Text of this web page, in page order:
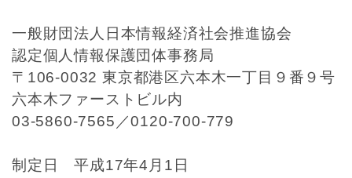
一般財団法人日本情報経済社会推進協会
認定個人情報保護団体事務局
〒106-0032 東京都港区六本木一丁目９番９号
六本木ファーストビル内
03-5860-7565／0120-700-779
制定日 平成17年4月1日